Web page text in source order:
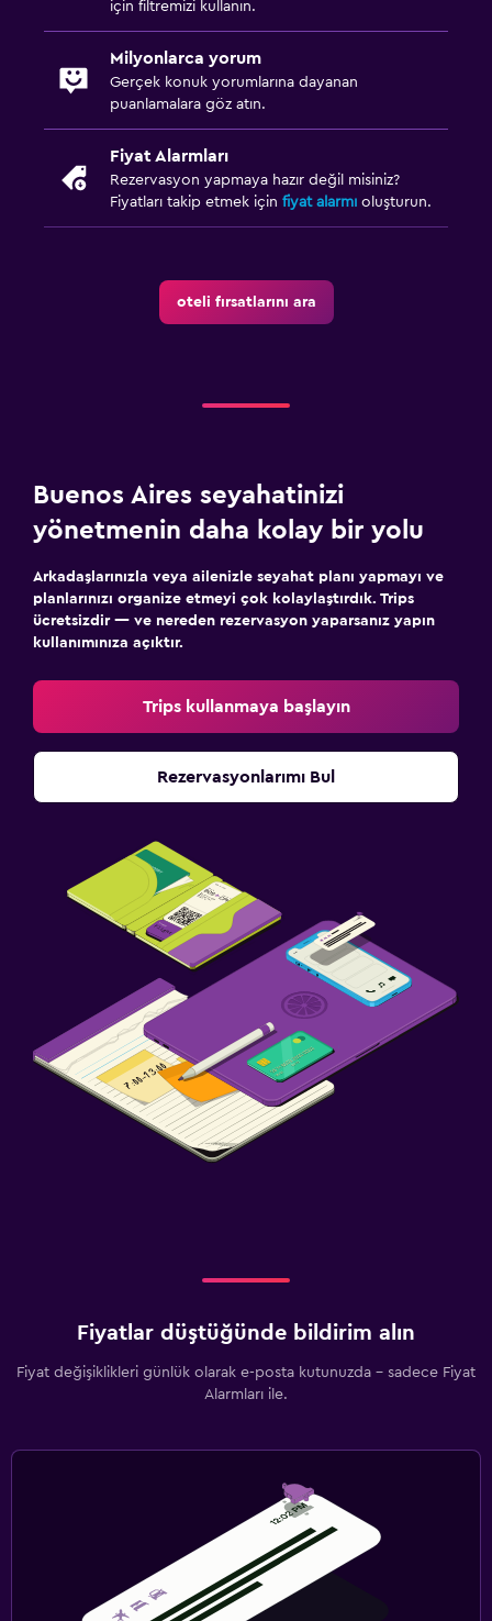
için filtremizi kullanın.
Milyonlarca yorum
Gerçek konuk yorumlarına dayanan
puanlamalara göz atın.
Fiyat Alarmları
Rezervasyon yapmaya hazır değil misiniz?
Fiyatları takip etmek için fiyat alarmı oluşturun.
oteli fırsatlarını ara
Buenos Aires seyahatinizi
yönetmenin daha kolay bir yolu
Arkadaşlarınızla veya ailenizle seyahat planı yapmayı ve
planlarınızı organize etmeyi çok kolaylaştırdık. Trips
ücretsizdir — ve nereden rezervasyon yaparsanız yapın
kullanımınıza açıktır.
Trips kullanmaya başlayın
Rezervasyonlarımı Bul
Fiyatlar düştüğünde bildirim alın
Fiyat değişiklikleri günlük olarak e-posta kutunuzda - sadece Fiyat
Alarmları ile.